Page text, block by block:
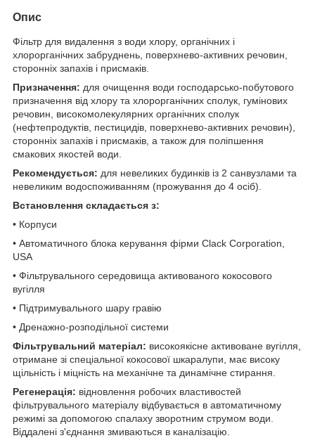
Опис
Фільтр для видалення з води хлору, органічних і
хлорорганічних забруднень, поверхнево-активних речовин,
сторонніх запахів і присмаків.
Призначення: для очищення води господарсько-побутового
призначення від хлору та хлорорганічних сполук, гумінових
речовин, високомолекулярних органічних сполук
(нефтепродуктів, пестицидів, поверхнево-активних речовин),
сторонніх запахів і присмаків, а також для поліпшення
смакових якостей води.
Рекомендується: для невеликих будинків із 2 санвузлами та
невеликим водоспоживанням (прожування до 4 осіб).
Встановлення складається з:
• Корпуси
• Автоматичного блока керування фірми Сlack Corporation,
USA
• Фільтрувального середовища активованого кокосового
вугілля
• Підтримувального шару гравію
• Дренажно-розподільної системи
Фільтрувальний матеріал: високоякісне активоване вугілля,
отримане зі спеціальної кокосової шкаралупи, має високу
щільність і міцність на механічне та динамічне стирання.
Регенерація: відновлення робочих властивостей
фільтрувального матеріалу відбувається в автоматичному
режимі за допомогою спалаху зворотним струмом води.
Віддалені з'єднання змиваються в каналізацію.